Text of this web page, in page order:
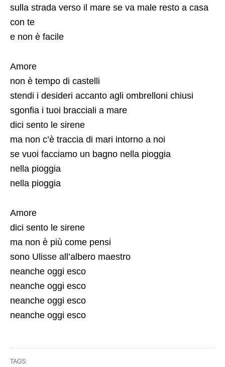
sulla strada verso il mare se va male resto a casa
con te
e non è facile
Amore
non è tempo di castelli
stendi i desideri accanto agli ombrelloni chiusi
sgonfia i tuoi bracciali a mare
dici sento le sirene
ma non c’è traccia di mari intorno a noi
se vuoi facciamo un bagno nella pioggia
nella pioggia
nella pioggia
Amore
dici sento le sirene
ma non è più come pensi
sono Ulisse all’albero maestro
neanche oggi esco
neanche oggi esco
neanche oggi esco
neanche oggi esco
TAGS: